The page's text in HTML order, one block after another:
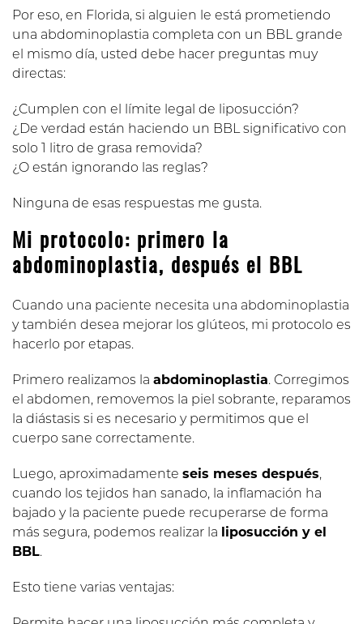
Por eso, en Florida, si alguien le está prometiendo
una abdominoplastia completa con un BBL grande
el mismo día, usted debe hacer preguntas muy
directas:
¿Cumplen con el límite legal de liposucción?
¿De verdad están haciendo un BBL significativo con
solo 1 litro de grasa removida?
¿O están ignorando las reglas?
Ninguna de esas respuestas me gusta.
Mi protocolo: primero la
abdominoplastia, después el BBL
Cuando una paciente necesita una abdominoplastia
y también desea mejorar los glúteos, mi protocolo es
hacerlo por etapas.
Primero realizamos la abdominoplastia. Corregimos
el abdomen, removemos la piel sobrante, reparamos
la diástasis si es necesario y permitimos que el
cuerpo sane correctamente.
Luego, aproximadamente seis meses después,
cuando los tejidos han sanado, la inflamación ha
bajado y la paciente puede recuperarse de forma
más segura, podemos realizar la
liposucción y el
BBL.
Esto tiene varias ventajas: